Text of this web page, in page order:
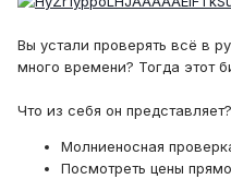
Вы устали проверять всё в
много времени? Тогда этот
Что из себя он представляет?
Молниеносная
Посмотреть цены